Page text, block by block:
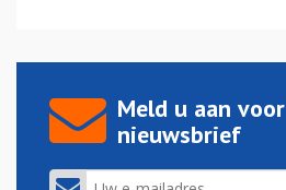
Meld u aan
nieuwsbrief